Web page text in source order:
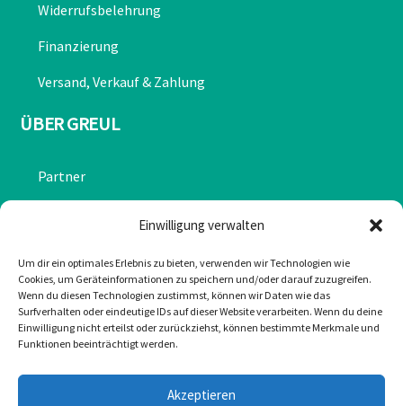
Einwilligung verwalten
Um dir ein optimales Erlebnis zu bieten, verwenden wir Technologien wie
Cookies, um Geräteinformationen zu speichern und/oder darauf zuzugreifen.
Wenn du diesen Technologien zustimmst, können wir Daten wie das
Surfverhalten oder eindeutige IDs auf dieser Website verarbeiten. Wenn du deine
Einwilligung nicht erteilst oder zurückziehst, können bestimmte Merkmale und
Funktionen beeinträchtigt werden.
Akzeptieren
Widerrufsbelehrung
Finanzierung
Versand, Verkauf & Zahlung
ÜBER GREUL
Partner
Impressum
Cookie-Richtlinie (EU)